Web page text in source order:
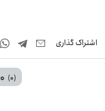
اشتراک‌ گذاری
0 (0)